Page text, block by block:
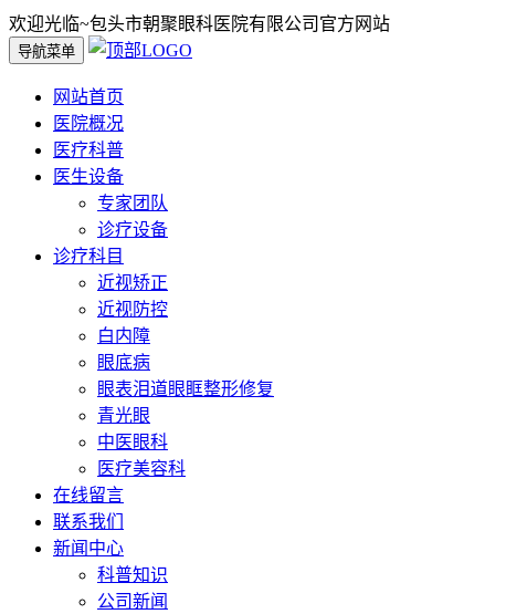
欢迎光临~包头市朝聚眼科医院有限公司官方网站
导航菜单
网站首页
医院概况
医疗科普
医生设备
专家团队
诊疗设备
诊疗科目
近视矫正
近视防控
白内障
眼底病
眼表泪道眼眶整形修复
青光眼
中医眼科
医疗美容科
在线留言
联系我们
新闻中心
科普知识
公司新闻